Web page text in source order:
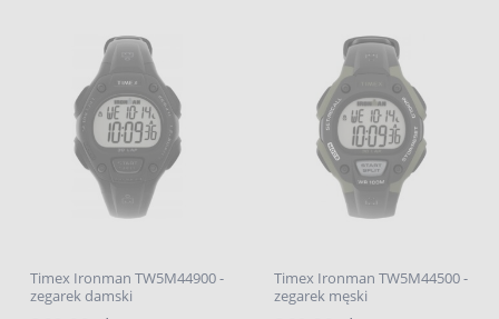
Timex Ironman TW5M44900 -
zegarek damski
Timex Ironman TW5M44500 -
zegarek męski